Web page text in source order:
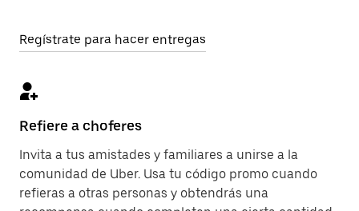
Regístrate para hacer entregas
Refiere a choferes
Invita a tus amistades y familiares a unirse a la
comunidad de Uber. Usa tu código promo cuando
refieras a otras personas y obtendrás una